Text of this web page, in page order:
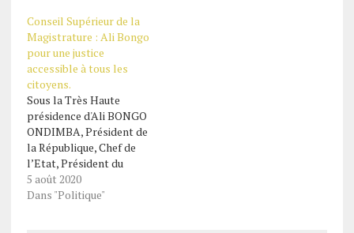
Conseil Supérieur de la
Magistrature : Ali Bongo
pour une justice
accessible à tous les
citoyens.
Sous la Très Haute
présidence d'Ali BONGO
ONDIMBA, Président de
la République, Chef de
l’Etat, Président du
Conseil Supérieur de la
Magistrature, la session
5 août 2020
Dans "Politique"